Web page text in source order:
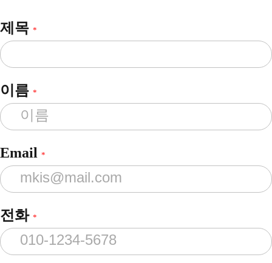
제목 *
이름 *
Email *
전화 *